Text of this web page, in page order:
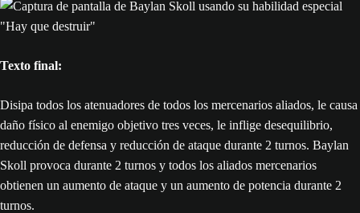
Texto final:
Disipa todos los atenuadores de todos los mercenarios aliados, le causa
daño físico al enemigo objetivo tres veces, le inflige desequilibrio,
reducción de defensa y reducción de ataque durante 2 turnos. Baylan
Skoll provoca durante 2 turnos y todos los aliados mercenarios
obtienen un aumento de ataque y un aumento de potencia durante 2
turnos.